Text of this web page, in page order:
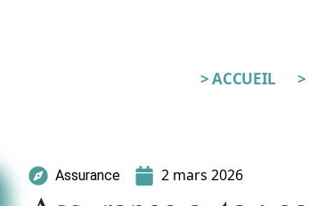
> ACCUEIL
Assurance 2 mars 2026